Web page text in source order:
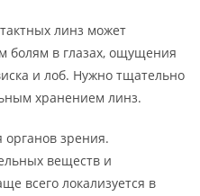
линз может
в глазах, ощущения
и лоб. Нужно тщательно
хранением линз.
зрения.
веществ и
всего локализуется в